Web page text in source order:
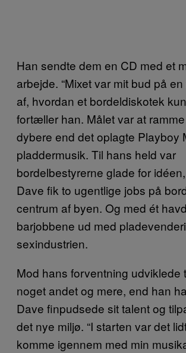
Han sendte dem en CD med et
arbejde. “Mixet var mit bud på
af, hvordan et bordeldiskotek
fortæller han. Målet var at
dybere end det oplagte Playboy
pladdermusik. Til hans held var
bordelbestyrerne glade for
Dave fik to ugentlige jobs på
centrum af byen. Og med ét
barjobbene ud med pladevenderi
sexindustrien.
Mod hans forventning udviklede
noget andet og mere, end han
Dave finpudsede sit talent og
det nye miljø. “I starten var det
komme igennem med min